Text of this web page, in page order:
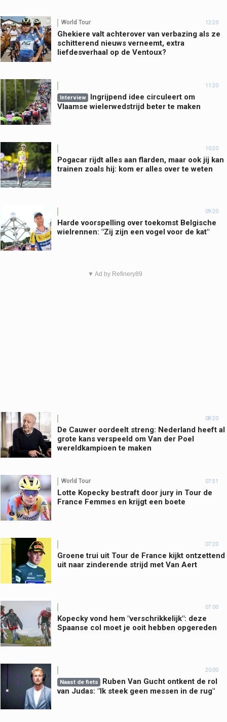
World Tour 12:20
Ghekiere valt achterover van verbazing als ze
schitterend nieuws verneemt, extra
liefdesverhaal op de Ventoux?
11:20
Interview
Ingrijpend idee circuleert om
Vlaamse wielerwedstrijd beter te maken
10:20
Pogacar rijdt alles aan flarden, maar ook jij kan
trainen zoals hij: kom er alles over te weten
09:20
Harde voorspelling over toekomst Belgische
wielrennen: "Zij zijn een vogel voor de kat"
▼ Ad by Refinery89
08:20
De Cauwer oordeelt streng: Nederland heeft al
grote kans verspeeld om Van der Poel
wereldkampioen te maken
World Tour 07:51
Lotte Kopecky bestraft door jury in Tour de
France Femmes en krijgt een boete
07:20
Groene trui uit Tour de France kijkt ontzettend
uit naar zinderende strijd met Van Aert
07:00
Kopecky vond hem "verschrikkelijk": deze
Spaanse col moet je ooit hebben opgereden
20:00
Naast de fiets
Ruben Van Gucht ontkent de rol
van Judas: "Ik steek geen messen in de rug"